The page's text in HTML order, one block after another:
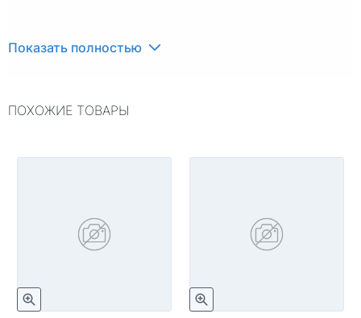
Показать полностью
ПОХОЖИЕ ТОВАРЫ